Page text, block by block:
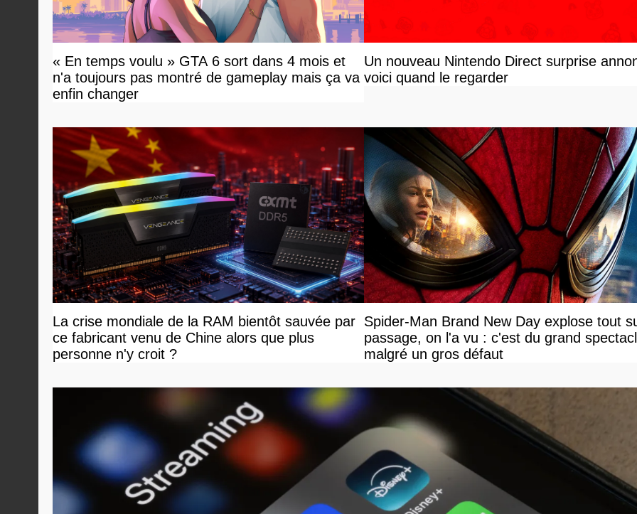
« En temps voulu » GTA 6 sort dans 4 mois et
n'a toujours pas montré de gameplay mais ça va
enfin changer
Un nouveau Nintendo Direct surprise
voici quand le regarder
La crise mondiale de la RAM bientôt sauvée par
ce fabricant venu de Chine alors que plus
personne n'y croit ?
Spider-Man Brand New Day explose tout
passage, on l'a vu : c'est du grand
malgré un gros défaut